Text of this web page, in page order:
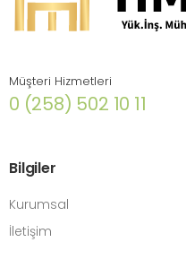
Müşteri Hizmetleri
0 (258) 502 10 11
Bilgiler
Kurumsal
İletişim